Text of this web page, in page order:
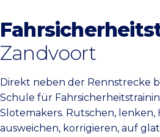
Zandvoort
Direkt neben der Rennstrecke
Schule für
Slotemakers. Rutschen, lenken,
ausweichen, korrigieren, auf